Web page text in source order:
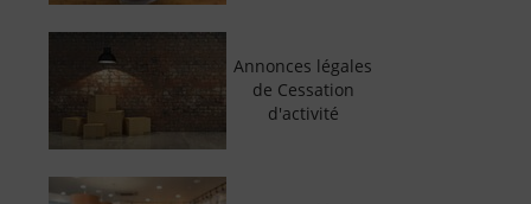
Annonces légales
de Cessation
d'activité